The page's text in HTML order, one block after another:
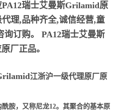
瑞士艾曼斯Grilamid原
理,品种齐全,诚信经营,童
询订购。 PA12瑞士艾曼斯
厂正品。
江浙沪一级代理原厂原
胺，又称尼龙12。其聚合的基本原